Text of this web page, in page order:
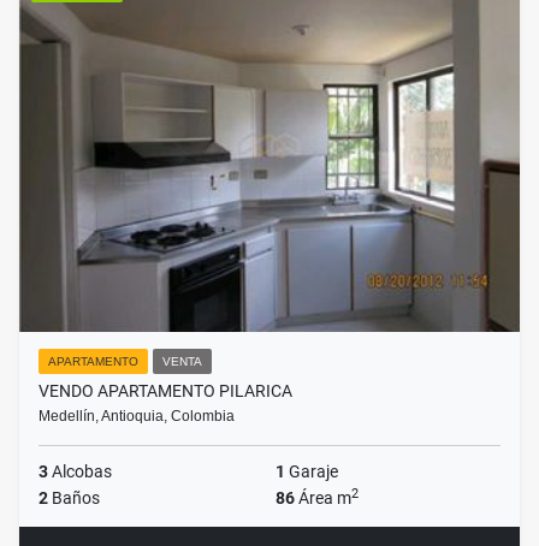
APARTAMENTO VENTA
VENDO APARTAMENTO PILARICA
Medellín, Antioquia, Colombia
3Alcobas 1 Garaje
2 Baños 86Área m2